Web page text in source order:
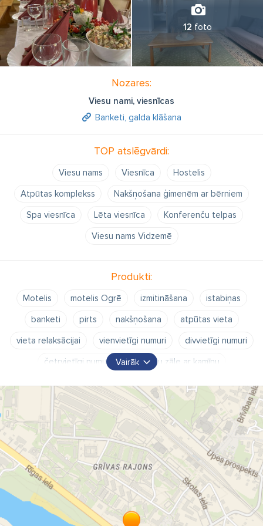
12 foto
Nozares:
Viesu nami, viesnīcas
Banketi, galda klāšana
TOP atslēgvārdi:
Viesu nams Viesnīca
Hostelis
Atpūtas komplekss
Nakšņošana ģimenēm ar bērniem
Spa viesnīca
Lēta viesnīca
Konferenču telpas
Viesu nams Vidzemē
Produkti:
Motelis motelis Ogrē izmitināšana
istabiņas
banketi
pirts nakšņošana
atpūtas vieta
vieta relaksācijai
vienvietīgi numuri
divvietīgi numuri
četrvietīgi numuri
banketu zāle ar kamīnu
Vairāk